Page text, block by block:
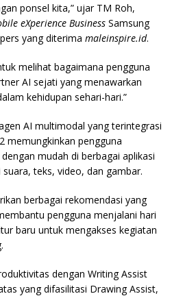
ponsel kita,” ujar TM Roh,
eXperience Business Samsung
yang diterima maleinspire.id.
melihat bagaimana pengguna
AI sejati yang menawarkan
kehidupan sehari-hari.”
AI multimodal yang terintegrasi
memungkinkan pengguna
mudah di berbagai aplikasi
teks, video, dan gambar.
berbagai rekomendasi yang
pengguna menjalani hari
baru untuk mengakses kegiatan
dengan Writing Assist
yang difasilitasi Drawing Assist,